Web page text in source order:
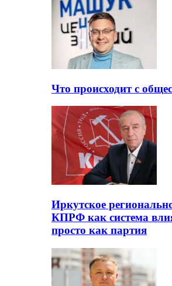
Что происходит с
Иркутское
КПРФ как система
просто как партия